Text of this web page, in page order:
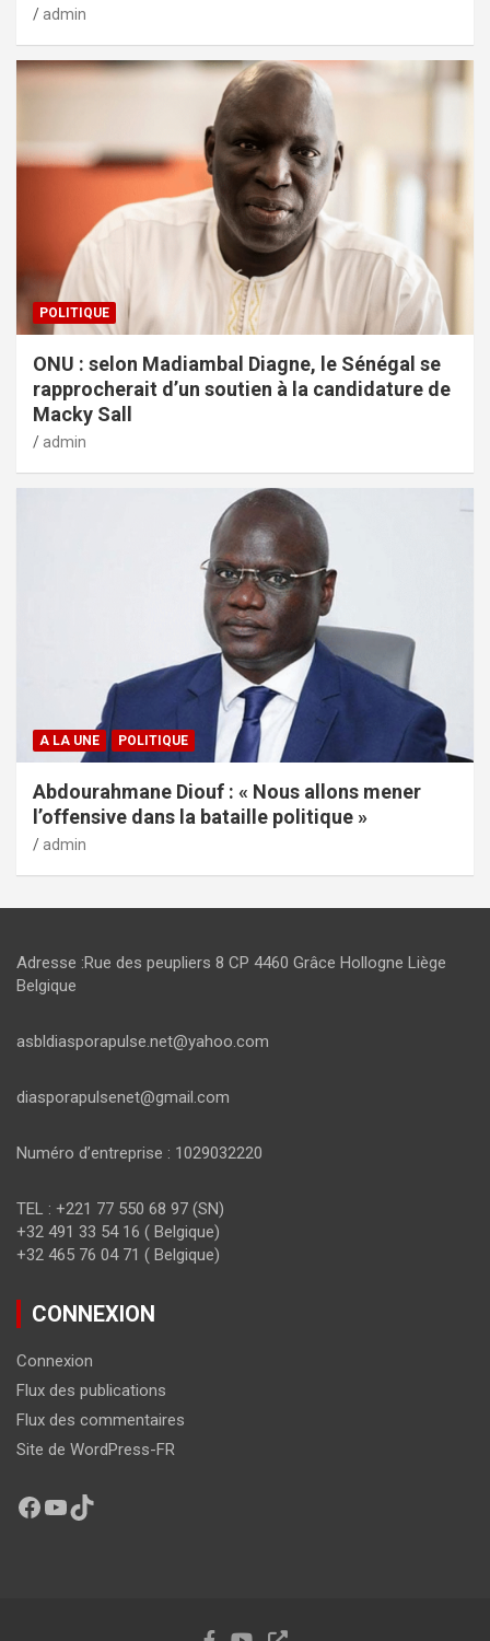
admin
POLITIQUE
ONU : selon Madiambal Diagne, le Sénégal se
rapprocherait d’un soutien à la candidature de
Macky Sall
admin
A LA UNE POLITIQUE
Abdourahmane Diouf : « Nous allons mener
l’offensive dans la bataille politique »
admin
Adresse :Rue des peupliers 8 CP 4460 Grâce Hollogne Liège
Belgique
asbldiasporapulse.net@yahoo.com
diasporapulsenet@gmail.com
Numéro d’entreprise : 1029032220
TEL : +221 77 550 68 97 (SN)
+32 491 33 54 16 ( Belgique)
+32 465 76 04 71 ( Belgique)
CONNEXION
Connexion
Flux des publications
Flux des commentaires
Site de WordPress-FR